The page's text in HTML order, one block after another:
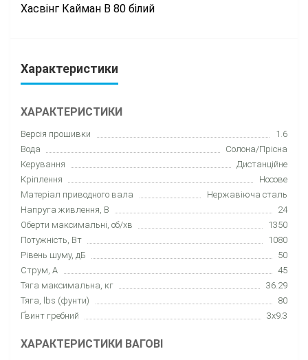
Хасвінг Кайман В 80 білий
Характеристики
ХАРАКТЕРИСТИКИ
Версія прошивки
1.6
Вода
Солона/Прісна
Керування
Дистанційне
Кріплення
Носове
Матеріал приводного вала
Нержавіюча сталь
Напруга живлення, В
24
Оберти максимальні, об/хв
1350
Потужність, Вт
1080
Рівень шуму, дБ
50
Струм, А
45
Тяга максимальна, кг
36.29
Тяга, lbs (фунти)
80
Ґвинт гребний
3х9.3
ХАРАКТЕРИСТИКИ ВАГОВІ